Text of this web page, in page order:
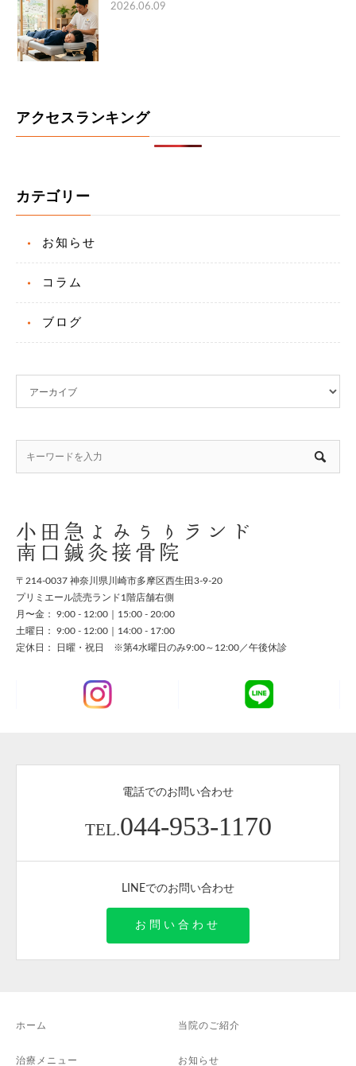
2026.06.09
アクセスランキング
カテゴリー
お知らせ
コラム
ブログ
小田急よみうりランド
南口鍼灸接骨院
〒214-0037 神奈川県川崎市多摩区西生田3-9-20
プリミエール読売ランド1階店舗右側
月〜金： 9:00 - 12:00｜15:00 - 20:00
土曜日： 9:00 - 12:00｜14:00 - 17:00
定休日： 日曜・祝日 ※第4水曜日のみ9:00～12:00／午後休診
電話でのお問い合わせ
TEL.044-953-1170
LINEでのお問い合わせ
お問い合わせ
ホーム 当院のご紹介
治療メニュー お知らせ